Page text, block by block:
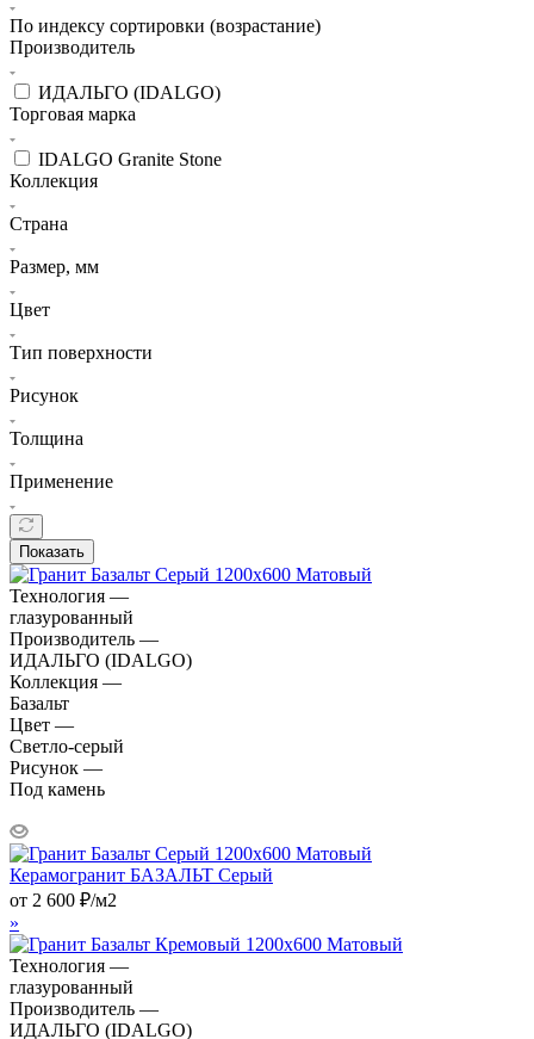
По индексу сортировки (возрастание)
Производитель
ИДАЛЬГО (IDALGO)
Торговая марка
IDALGO Granite Stone
Коллекция
Страна
Размер, мм
Цвет
Тип поверхности
Рисунок
Толщина
Применение
Показать
Технология —
глазурованный
Производитель —
ИДАЛЬГО (IDALGO)
Коллекция —
Базальт
Цвет —
Светло-серый
Рисунок —
Под камень
Керамогранит БАЗАЛЬТ Серый
от 2 600 ₽/м2
»
Технология —
глазурованный
Производитель —
ИДАЛЬГО (IDALGO)